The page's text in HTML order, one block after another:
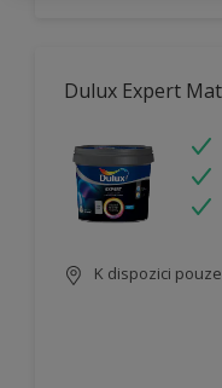
Dulux Expert
K dispozici